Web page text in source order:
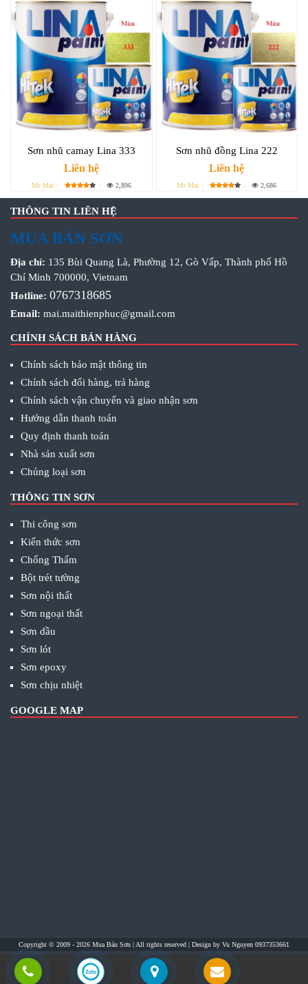
Sơn nhũ camay Lina 333
Liên hệ
Ms Mai 2,896
Sơn nhũ đồng Lina 222
Liên hệ
Ms Mai 2,686
THÔNG TIN LIÊN HỆ
MUA BÁN SƠN
Địa chỉ: 135 Bùi Quang Là, Phường 12, Gò Vấp, Thành phố Hồ
Chí Minh 700000, Vietnam
Hotline: 0767318685
Email: mai.maithienphuc@gmail.com
CHÍNH SÁCH BÁN HÀNG
Chính sách bảo mật thông tin
Chính sách đổi hàng, trả hàng
Chính sách vận chuyển và giao nhận sơn
Hướng dẫn thanh toán
Quy định thanh toán
Nhà sản xuất sơn
Chủng loại sơn
THÔNG TIN SƠN
Thi công sơn
Kiến thức sơn
Chống Thấm
Bột trét tường
Sơn nội thất
Sơn ngoại thất
Sơn dầu
Sơn lót
Sơn epoxy
Sơn chịu nhiệt
GOOGLE MAP
Copyright © 2009 - 2026 Mua Bán Sơn | All rights reserved | Design by Vu Nguyen 0937353661